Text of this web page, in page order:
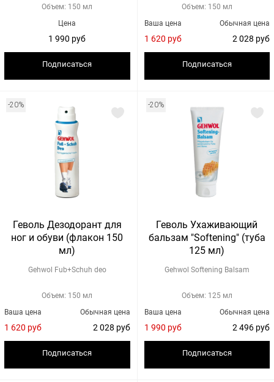
Объем: 150 мл
Цена
1 990 руб
Подписаться
Объем: 150 мл
Обычная цена
2 028 руб
Ваша цена
1 620 руб
Подписаться
-20%
Геволь Дезодорант для
ног и обуви (флакон 150
мл)
Gehwol Fub+Schuh deo
Объем: 150 мл
Обычная цена
2 028 руб
Ваша цена
1 620 руб
Подписаться
-20%
Геволь Ухаживающий
бальзам "Softening" (туба
125 мл)
Gehwol Softening Balsam
Объем: 125 мл
Обычная цена
2 496 руб
Ваша цена
1 990 руб
Подписаться